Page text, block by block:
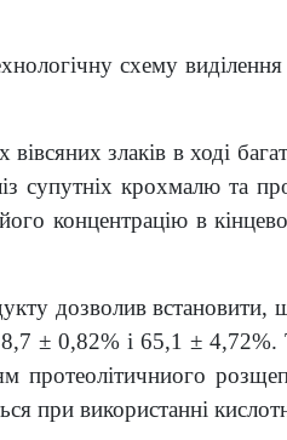
схему виділення
злаків в ході
супутніх крохмалю та
концентрацію в
дозволив
± 0,82% і 65,1 ±
протеолітичниого
при використанні